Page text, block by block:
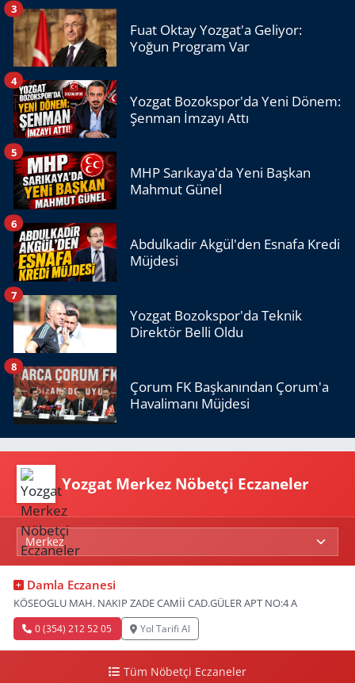
Fuat Oktay Yozgat'a Geliyor:
Yoğun Program Var
3
Yozgat Bozokspor'da Yeni Dönem:
Şenman İmzayı Attı
4
MHP Sarıkaya'da Yeni Başkan
Mahmut Günel
5
Abdulkadir Akgül'den Esnafa Kredi
Müjdesi
6
Yozgat Bozokspor'da Teknik
Direktör Belli Oldu
7
Çorum FK Başkanından Çorum'a
Havalimanı Müjdesi
8
Yozgat Merkez Nöbetçi Eczaneler
Damla Eczanesi
KÖSEOGLU MAH. NAKIP ZADE CAMİİ CAD.GÜLER APT NO:4 A
0 (354) 212 52 05 Yol Tarifi Al
Tüm Nöbetçi Eczaneler